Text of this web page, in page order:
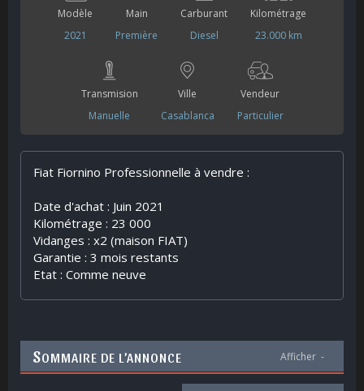
Modèle
2021
Main
Première
Carburant
Diesel
Kilométrage
23.000 km
Transmision
Manuelle
Ville
Casablanca
Vendeur
Particulier
Fiat Fiornino Professionnelle à vendre :
Date d'achat : Juin 2021
Kilométrage : 23 000
Vidanges : x2 (maison FIAT)
Garantie : 3 mois restants
Etat : Comme neuve
SOMMAIRE DE L’ANNONCE Afficher -